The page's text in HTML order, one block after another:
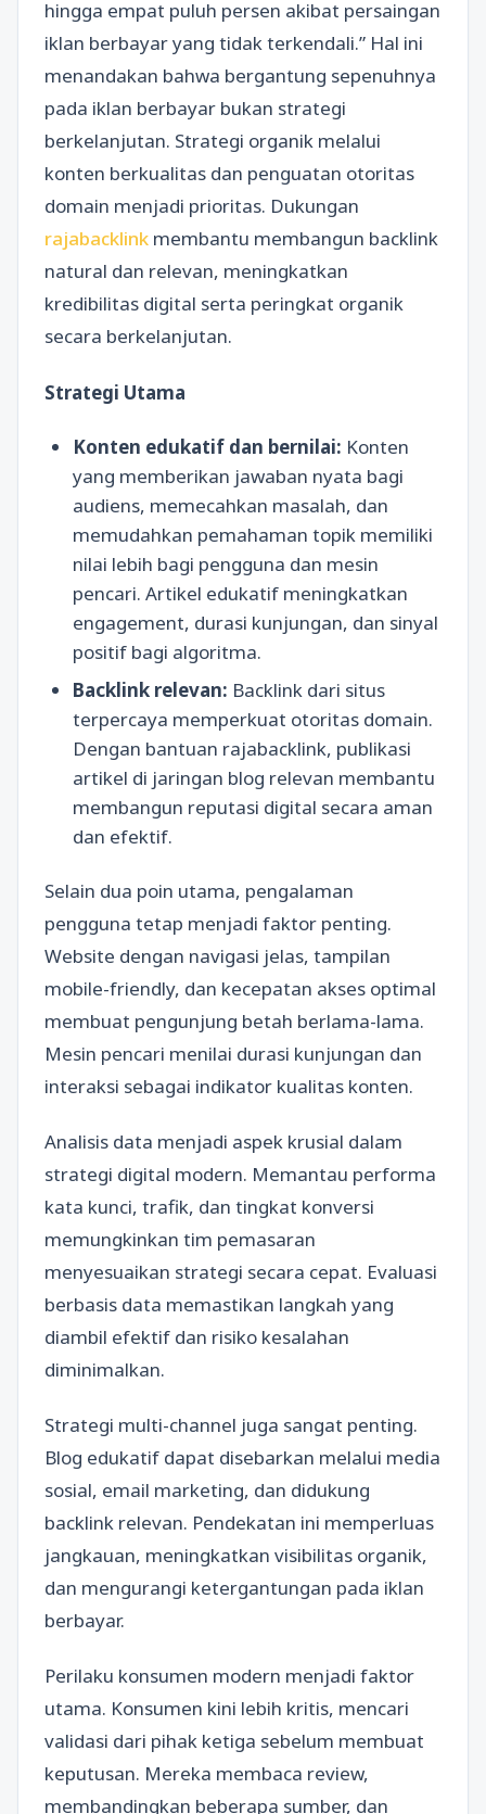
hingga empat puluh persen akibat persaingan
iklan berbayar yang tidak terkendali.” Hal ini
menandakan bahwa bergantung sepenuhnya
pada iklan berbayar bukan strategi
berkelanjutan. Strategi organik melalui
konten berkualitas dan penguatan otoritas
domain menjadi prioritas. Dukungan
rajabacklink membantu membangun backlink
natural dan relevan, meningkatkan
kredibilitas digital serta peringkat organik
secara berkelanjutan.
Strategi Utama
Konten edukatif dan bernilai: Konten
yang memberikan jawaban nyata bagi
audiens, memecahkan masalah, dan
memudahkan pemahaman topik memiliki
nilai lebih bagi pengguna dan mesin
pencari. Artikel edukatif meningkatkan
engagement, durasi kunjungan, dan sinyal
positif bagi algoritma.
Backlink relevan: Backlink dari situs
terpercaya memperkuat otoritas domain.
Dengan bantuan rajabacklink, publikasi
artikel di jaringan blog relevan membantu
membangun reputasi digital secara aman
dan efektif.
Selain dua poin utama, pengalaman
pengguna tetap menjadi faktor penting.
Website dengan navigasi jelas, tampilan
mobile-friendly, dan kecepatan akses optimal
membuat pengunjung betah berlama-lama.
Mesin pencari menilai durasi kunjungan dan
interaksi sebagai indikator kualitas konten.
Analisis data menjadi aspek krusial dalam
strategi digital modern. Memantau performa
kata kunci, trafik, dan tingkat konversi
memungkinkan tim pemasaran
menyesuaikan strategi secara cepat. Evaluasi
berbasis data memastikan langkah yang
diambil efektif dan risiko kesalahan
diminimalkan.
Strategi multi-channel juga sangat penting.
Blog edukatif dapat disebarkan melalui media
sosial, email marketing, dan didukung
backlink relevan. Pendekatan ini memperluas
jangkauan, meningkatkan visibilitas organik,
dan mengurangi ketergantungan pada iklan
berbayar.
Perilaku konsumen modern menjadi faktor
utama. Konsumen kini lebih kritis, mencari
validasi dari pihak ketiga sebelum membuat
keputusan. Mereka membaca review,
membandingkan beberapa sumber, dan